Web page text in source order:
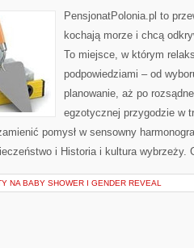
PensjonatPolonia.pl to
kochają morze i chcą
To miejsce, w którym
podpowiedziami – od
planowanie, aż po
egzotycznej przygodzie w
pomysł w sensowny
i Historia i kultura wybrzeży.
NA BABY SHOWER I GENDER REVEAL